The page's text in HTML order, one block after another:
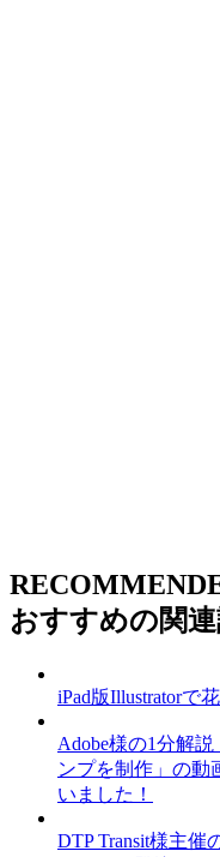
おすすめの関連
iPad版Illustratorで
Adobe様の1分解
ンプを制作」の動
いました！
DTP Transit様主催